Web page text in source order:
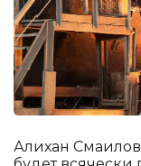
Алихан Смаилов